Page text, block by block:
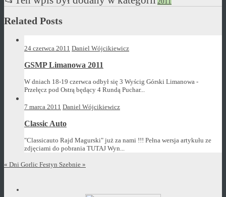
Related Posts
24 czerwca 2011 Daniel Wójcikiewicz
GSMP Limanowa 2011
W dniach 18-19 czerwca odbył się 3 Wyścig Górski Limanowa -
Przełęcz pod Ostrą będący 4 Rundą Puchar...
7 marca 2011 Daniel Wójcikiewicz
Classic Auto
"Classicauto Rajd Magurski" już za nami !!! Pełna wersja artykułu ze
zdjęciami do pobrania TUTAJ Wyn...
« Dni Gorlic Festyn Szebnie »